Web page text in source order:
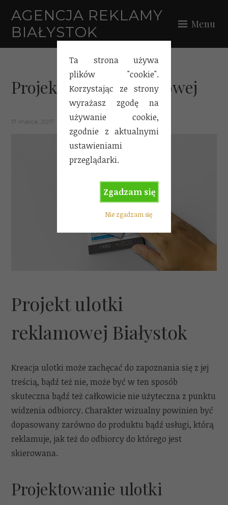
Ta strona używa
plików "cookie".
Korzystając ze strony
wyrażasz zgodę na
używanie cookie,
zgodnie z aktualnymi
ustawieniami
przeglądarki.
Zgadzam się
Nie zgadzam się
content
AGENCJA REKLAMY
BIAŁYSTOK
Menu
Projekt ulotki reklamowej
17 marca, 2017
Projekt ulotki
reklamowej Białystok
Kreacja ulotki może zachęcać do zapoznania się z jej
treścią, bądź też nie, może być w ten sposób
skuteczna bądź też całkowicie nie użyteczna z punktu
widzenia odbiorcy. Charakter wizualny powinien być
dopasowany zarówno do produktu bądź usługi, którą
reklamuje, jak też do odbiorcy do którego jest
skierowana.
Projektowanie ulotki